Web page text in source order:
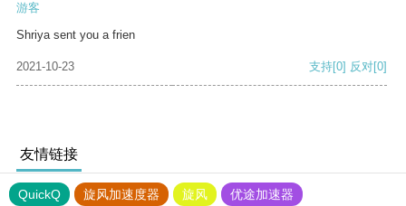
游客
Shriya sent you a frien
2021-10-23 支持[0] 反对[0]
友情链接
QuickQ 旋风加速度器 旋风 优途加速器